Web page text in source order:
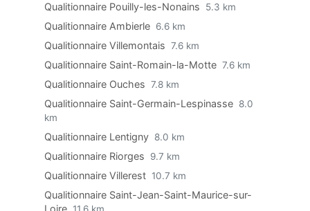
Qualitionnaire Pouilly-les-Nonains 5.3 km
Qualitionnaire Ambierle 6.6 km
Qualitionnaire Villemontais 7.6 km
Qualitionnaire Saint-Romain-la-Motte 7.6 km
Qualitionnaire Ouches 7.8 km
Qualitionnaire Saint-Germain-Lespinasse 8.0
km
Qualitionnaire Lentigny 8.0 km
Qualitionnaire Riorges 9.7 km
Qualitionnaire Villerest 10.7 km
Qualitionnaire Saint-Jean-Saint-Maurice-sur-
Loire